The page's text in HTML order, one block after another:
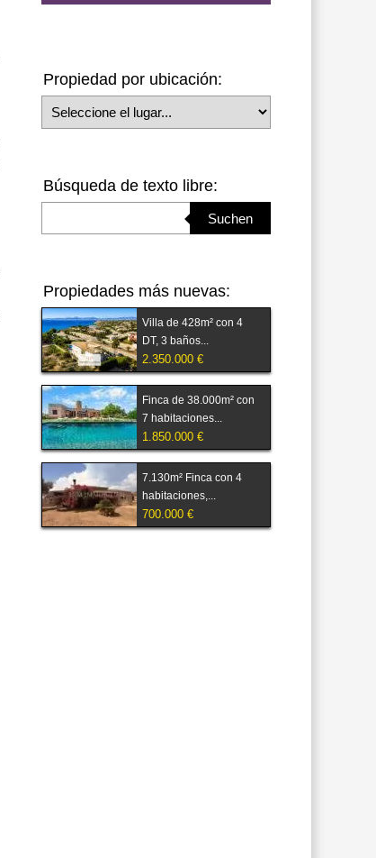
Propiedad por ubicación:
Seleccione el lugar
Búsqueda de texto libre:
Suchen
Propiedades más nuevas:
Villa de 428m² con 4
DT, 3 baños...
2.350.000 €
Finca de 38.000m² con
7 habitaciones...
1.850.000 €
7.130m² Finca con 4
habitaciones,...
700.000 €